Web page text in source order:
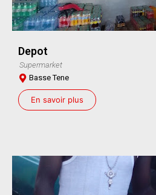
Depot
Supermarket
Basse Tene
En savoir plus